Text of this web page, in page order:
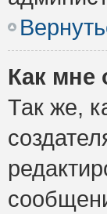
Как мне
Так же,